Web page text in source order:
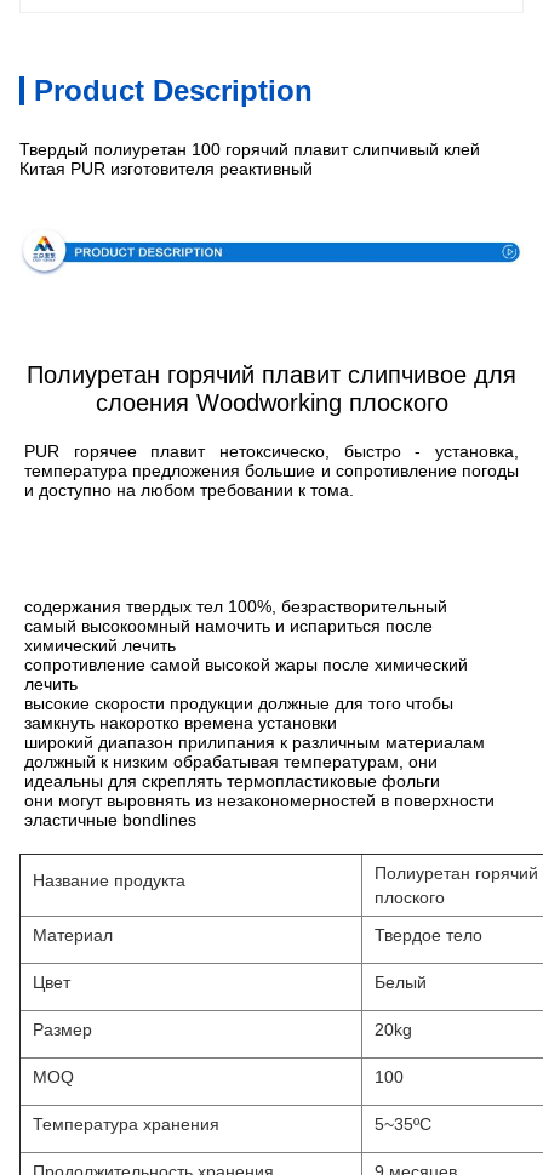
Product Description
Твердый полиуретан 100 горячий плавит слипчивый клей
Китая PUR изготовителя реактивный
Полиуретан горячий плавит слипчивое для
слоения Woodworking плоского
PUR горячее плавит нетоксическо, быстро - установка,
температура предложения большие и сопротивление погоды
и доступно на любом требовании к тома.
содержания твердых тел 100%, безрастворительный
самый высокоомный намочить и испариться после
химический лечить
сопротивление самой высокой жары после химический
лечить
высокие скорости продукции должные для того чтобы
замкнуть накоротко времена установки
широкий диапазон прилипания к различным материалам
должный к низким обрабатывая температурам, они
идеальны для скреплять термопластиковые фольги
они могут выровнять из незакономерностей в поверхности
эластичные bondlines
Название продукта
Полиуретан
плоского
Материал
Твердое тело
Цвет Белый
Размер 20kg
MOQ 100
Температура хранения 5~35ºC
Продолжительность хранения 9 месяцев